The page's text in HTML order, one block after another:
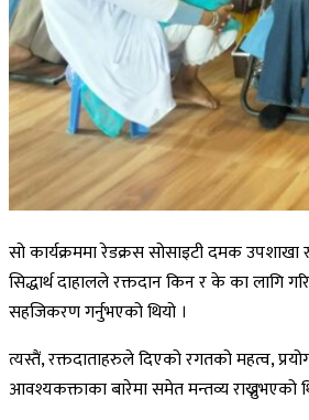
सो कार्यक्रममा रेडक्रस सोसाइटी दमक उपशाखा
सिद्धार्थ दाहालले रक्तदान किन र के का लागि
सहजिकरण गर्नुभएको थियो ।
त्यस्तैं, रक्तदाताहरुले दिएको रगतको महत्व,
आवश्यकक्ताका बारेमा समेत मन्तव्य राख्नुभएको